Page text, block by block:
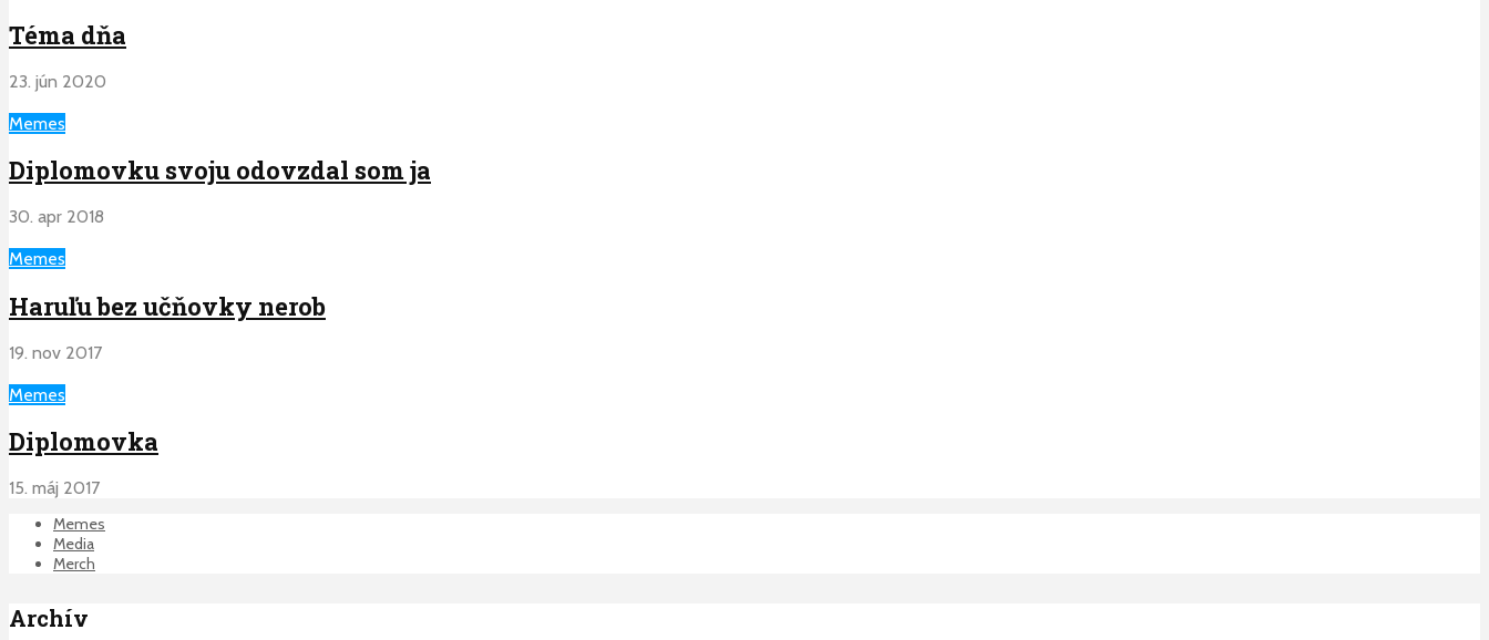
Téma dňa
23. jún 2020
Memes
Diplomovku svoju odovzdal som ja
30. apr 2018
Memes
Haruľu bez učňovky nerob
19. nov 2017
Memes
Diplomovka
15. máj 2017
Memes
Media
Merch
Archív